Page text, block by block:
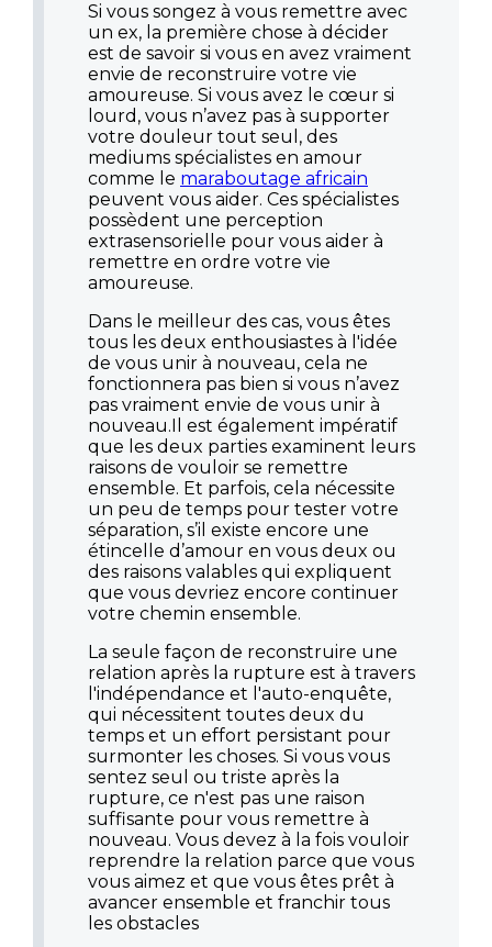
Si vous songez à vous remettre avec
un ex, la première chose à décider
est de savoir si vous en avez vraiment
envie de reconstruire votre vie
amoureuse. Si vous avez le cœur si
lourd, vous n’avez pas à supporter
votre douleur tout seul, des
mediums spécialistes en amour
comme le maraboutage africain
peuvent vous aider. Ces spécialistes
possèdent une perception
extrasensorielle pour vous aider à
remettre en ordre votre vie
amoureuse.
Dans le meilleur des cas, vous êtes
tous les deux enthousiastes à l'idée
de vous unir à nouveau, cela ne
fonctionnera pas bien si vous n’avez
pas vraiment envie de vous unir à
nouveau.Il est également impératif
que les deux parties examinent leurs
raisons de vouloir se remettre
ensemble. Et parfois, cela nécessite
un peu de temps pour tester votre
séparation, s’il existe encore une
étincelle d’amour en vous deux ou
des raisons valables qui expliquent
que vous devriez encore continuer
votre chemin ensemble.
La seule façon de reconstruire une
relation après la rupture est à travers
l'indépendance et l'auto-enquête,
qui nécessitent toutes deux du
temps et un effort persistant pour
surmonter les choses. Si vous vous
sentez seul ou triste après la
rupture, ce n'est pas une raison
suffisante pour vous remettre à
nouveau. Vous devez à la fois vouloir
reprendre la relation parce que vous
vous aimez et que vous êtes prêt à
avancer ensemble et franchir tous
les obstacles